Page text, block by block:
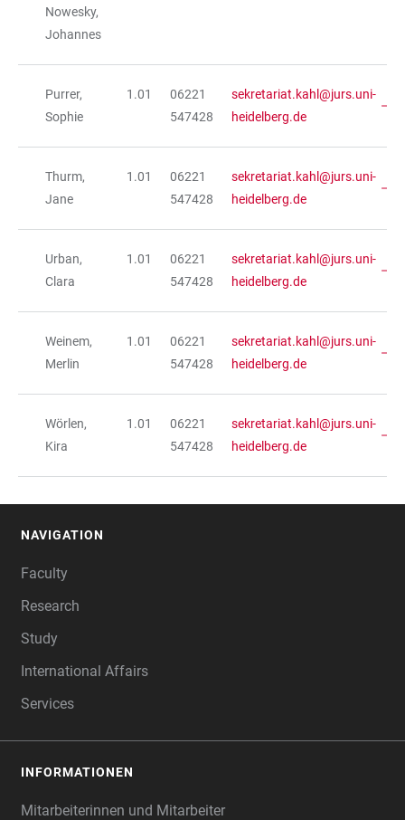
Nowesky,
Johannes
Purrer,
Sophie
1.01
06221
547428
sekretariat.kahl@jurs.uni-
heidelberg.de
Thurm,
Jane
1.01
06221
547428
sekretariat.kahl@jurs.uni-
heidelberg.de
Urban,
Clara
1.01
06221
547428
sekretariat.kahl@jurs.uni-
heidelberg.de
Weinem,
Merlin
1.01
06221
547428
sekretariat.kahl@jurs.uni-
heidelberg.de
Wörlen,
Kira
1.01
06221
547428
sekretariat.kahl@jurs.uni-
heidelberg.de
NAVIGATION
Faculty
Research
Study
International Affairs
Services
INFORMATIONEN
Mitarbeiterinnen und Mitarbeiter